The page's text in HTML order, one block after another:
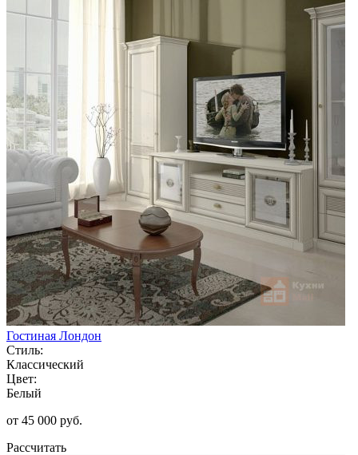
Гостиная Лондон
Стиль:
Классический
Цвет:
Белый
от 45 000 руб.
Рассчитать